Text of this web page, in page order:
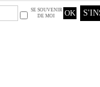
SE SOUVENIR
DE MOI